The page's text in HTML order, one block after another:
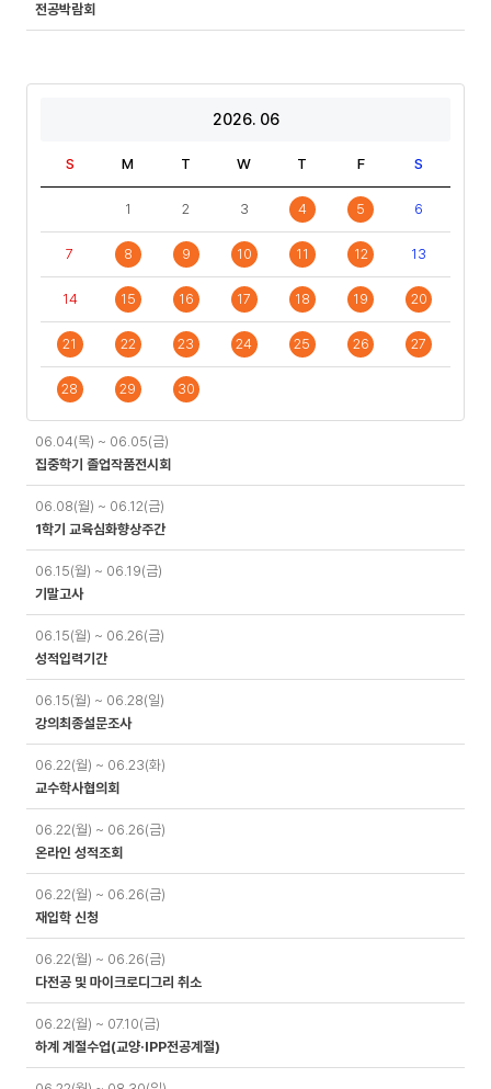
전공박람회
2026. 06
S M T W T F S
1 2 3 4 5 6
7 8 9 10 11 12 13
14 15 16 17 18 19 20
21 22 23 24 25 26 27
28 29 30
정
06.04(목) ~ 06.05(금)
집중학기 졸업작품전시회
06.08(월) ~ 06.12(금)
1학기 교육심화향상주간
06.15(월) ~ 06.19(금)
기말고사
06.15(월) ~ 06.26(금)
성적입력기간
06.15(월) ~ 06.28(일)
강의최종설문조사
06.22(월) ~ 06.23(화)
교수학사협의회
06.22(월) ~ 06.26(금)
온라인 성적조회
06.22(월) ~ 06.26(금)
재입학 신청
06.22(월) ~ 06.26(금)
다전공 및 마이크로디그리 취소
06.22(월) ~ 07.10(금)
하계 계절수업(교양·IPP전공계절)